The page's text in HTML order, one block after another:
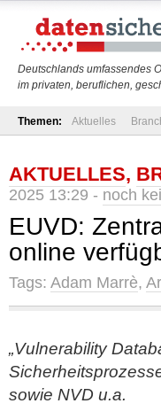
Deutschlands umfassendes
im privaten, beruflichen,
Themen: Aktuelles
AKTUELLES,
2025 13:29 - noch
EUVD:
online
Tags: Adam Marrè,
„Vulnerability
sowie NVD u.a.